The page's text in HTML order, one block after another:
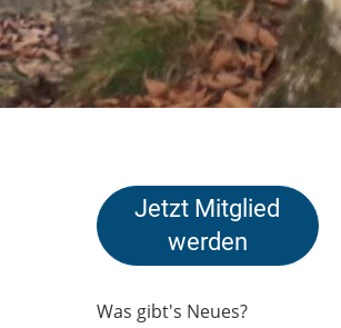
Jetzt Mitglied
werden
Was gibt's Neues?